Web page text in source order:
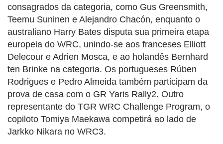
consagrados da categoria, como Gus Greensmith,
Teemu Suninen e Alejandro Chacón, enquanto o
australiano Harry Bates disputa sua primeira etapa
europeia do WRC, unindo-se aos franceses Elliott
Delecour e Adrien Mosca, e ao holandês Bernhard
ten Brinke na categoria. Os portugueses Rúben
Rodrigues e Pedro Almeida também participam da
prova de casa com o GR Yaris Rally2. Outro
representante do TGR WRC Challenge Program, o
copiloto Tomiya Maekawa competirá ao lado de
Jarkko Nikara no WRC3.